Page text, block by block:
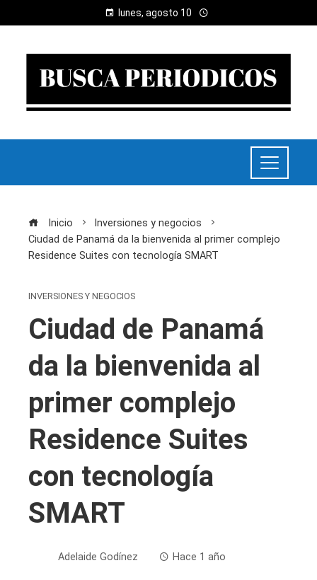
lunes, agosto 10
Inicio
Inversiones y negocios
Ciudad de Panamá da la bienvenida al primer complejo
Residence Suites con tecnología SMART
INVERSIONES Y NEGOCIOS
Ciudad de Panamá
da la bienvenida al
primer complejo
Residence Suites
con tecnología
SMART
Adelaide Godínez Hace 1 año